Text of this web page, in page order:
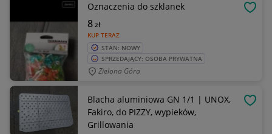
Oznaczenia do szklanek
KUP TERAZ
8zł
STAN: NOWY
SPRZEDAJĄCY: OSOBA PRYWATNA
Zielona Góra
Blacha aluminiowa GN 1/1 | UNOX,
Fakiro, do PIZZY, wypieków,
Grillowania